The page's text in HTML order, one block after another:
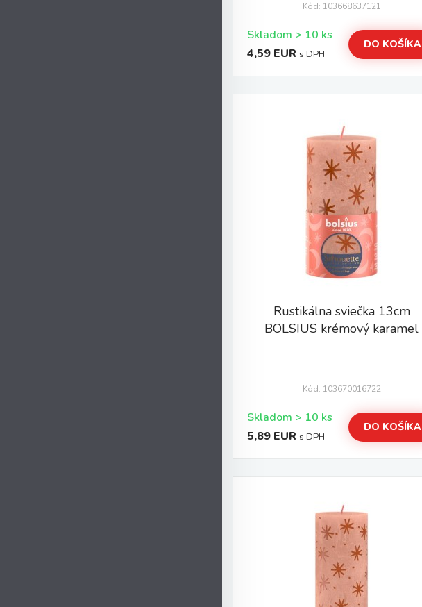
Kód: 103668637121
Skladom > 10 ks
4,59 EUR s DPH
DO KOŠÍKA
Rustikálna sviečka 13cm
BOLSIUS krémový karamel
Kód: 103670016722
Skladom > 10 ks
5,89 EUR s DPH
DO KOŠÍKA